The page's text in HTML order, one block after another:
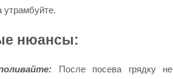
утрамбуйте.
нюансы:
После посева грядку не